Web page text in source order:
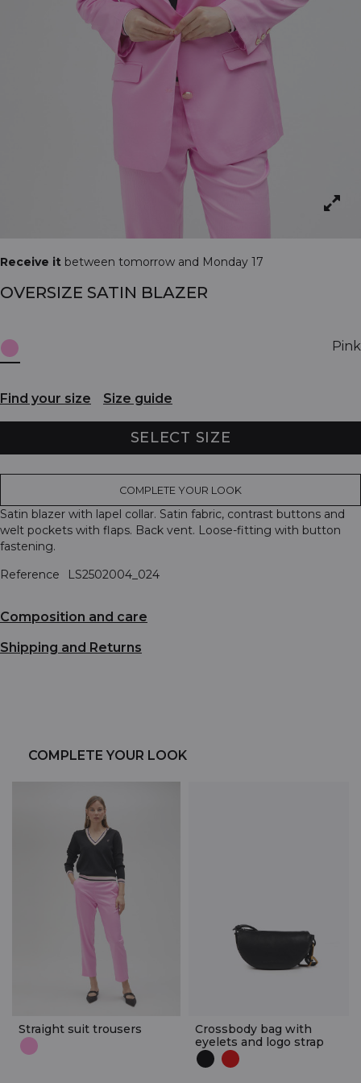
Receive it between tomorrow and Monday 17
OVERSIZE SATIN BLAZER
Pink
Find your size Size guide
SELECT SIZE
COMPLETE YOUR LOOK
Satin blazer with lapel collar. Satin fabric, contrast buttons and
welt pockets with flaps. Back vent. Loose-fitting with button
fastening.
Reference
LS2502004_024
Composition and care
Shipping and Returns
COMPLETE YOUR LOOK
Straight suit trousers
Crossbody bag with
eyelets and logo strap